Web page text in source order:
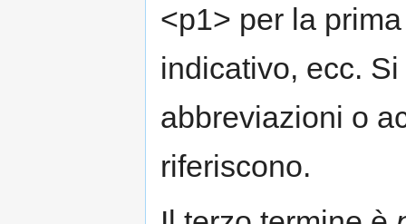
<p1> per la
indicativo, ecc.
abbreviazioni o
riferiscono.